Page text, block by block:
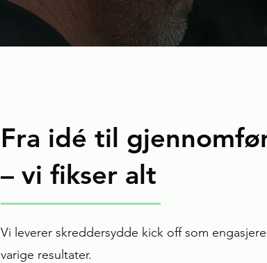
Fra idé til
– vi fikser alt
Vi leverer skreddersydde kick off som
varige resultater.